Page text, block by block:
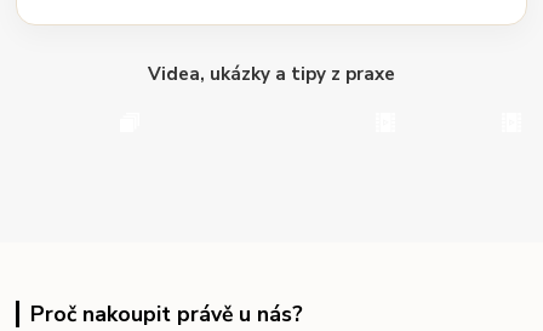
Videa, ukázky a tipy z praxe
Proč nakoupit právě u nás?